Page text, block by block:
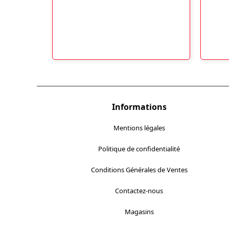
Informations
Mentions légales
Politique de confidentialité
Conditions Générales de Ventes
Contactez-nous
Magasins